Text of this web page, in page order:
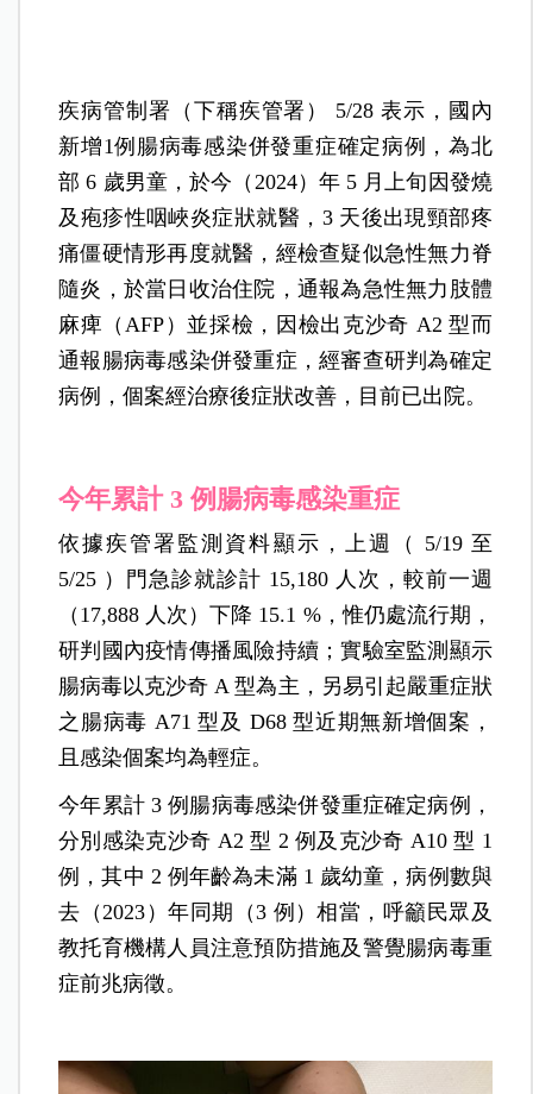
疾病管制署（下稱疾管署） 5/28 表示，國內
新增1例腸病毒感染併發重症確定病例，為北
部 6 歲男童，於今（2024）年 5 月上旬因發燒
及疱疹性咽峽炎症狀就醫，3 天後出現頸部疼
痛僵硬情形再度就醫，經檢查疑似急性無力脊
隨炎，於當日收治住院，通報為急性無力肢體
麻痺（AFP）並採檢，因檢出克沙奇 A2 型而
通報腸病毒感染併發重症，經審查研判為確定
病例，個案經治療後症狀改善，目前已出院。
今年累計 3 例腸病毒感染重症
依據疾管署監測資料顯示，上週（ 5/19 至
5/25 ）門急診就診計 15,180 人次，較前一週
（17,888 人次）下降 15.1 %，惟仍處流行期，
研判國內疫情傳播風險持續；實驗室監測顯示
腸病毒以克沙奇 A 型為主，另易引起嚴重症狀
之腸病毒 A71 型及 D68 型近期無新增個案，
且感染個案均為輕症。
今年累計 3 例腸病毒感染併發重症確定病例，
分別感染克沙奇 A2 型 2 例及克沙奇 A10 型 1
例，其中 2 例年齡為未滿 1 歲幼童，病例數與
去（2023）年同期（3 例）相當，呼籲民眾及
教托育機構人員注意預防措施及警覺腸病毒重
症前兆病徵。